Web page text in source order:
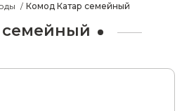
Комод Катар семейный
семейный